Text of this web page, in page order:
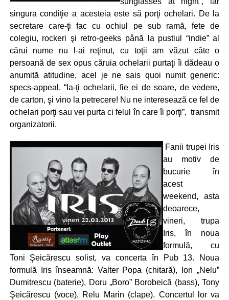
singura condiţie a acesteia este să porţi ochelari. De la
secretare care-ţi fac cu ochiul pe sub ramă, fete de
colegiu, rockeri şi retro-geeks până la pustiul “indie” al
cărui nume nu l-ai reţinut, cu toţii am văzut câte o
persoană de sex opus căruia ochelarii purtaţi îi dădeau o
anumită atitudine, acel je ne sais quoi numit generic:
specs-appeal. “Ia-ţi ochelarii, fie ei de soare, de vedere,
de carton, şi vino la petrecere! Nu ne interesează ce fel de
ochelari porţi sau vei purta ci felul în care îi porţi”, transmit
organizatorii.
Fanii trupei Iris
au motiv de
bucurie în
acest
weekend, asta
deoarece,
vineri, trupa
Iris, în noua
formulă, cu
Toni Şeicărescu solist, va concerta în Pub 13. Noua
formulă Iris înseamnă: Valter Popa (chitară), Ion „Nelu”
Dumitrescu (baterie), Doru „Boro” Borobeică (bass), Tony
Şeicărescu (voce), Relu Marin (clape). Concertul lor va